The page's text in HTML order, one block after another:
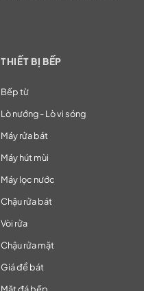
THIẾT BỊ BẾP
Bếp từ
Lò nướng - Lò vi sóng
Máy rửa bát
Máy hút mùi
Máy lọc nước
Chậu rửa bát
Vòi rửa
Chậu rửa mặt
Giá để bát